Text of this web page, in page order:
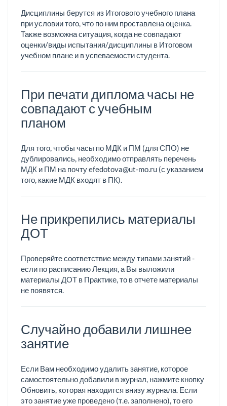
Дисциплины берутся из Итогового учебного плана
при условии того, что по ним проставлена оценка.
Также возможна ситуация, когда не совпадают
оценки/виды испытания/дисциплины в Итоговом
учебном плане и в успеваемости студента.
При печати диплома часы не
совпадают с учебным
планом
Для того, чтобы часы по МДК и ПМ (для СПО) не
дублировались, необходимо отправлять перечень
МДК и ПМ на почту efedotova@ut-mo.ru (с указанием
того, какие МДК входят в ПК).
Не прикрепились материалы
ДОТ
Проверяйте соответствие между типами занятий -
если по расписанию Лекция, а Вы выложили
материалы ДОТ в Практике, то в отчете материалы
не появятся.
Случайно добавили лишнее
занятие
Если Вам необходимо удалить занятие, которое
самостоятельно добавили в журнал, нажмите кнопку
Обновить, которая находится внизу журнала. Если
это занятие уже проведено (т.е. заполнено), то его